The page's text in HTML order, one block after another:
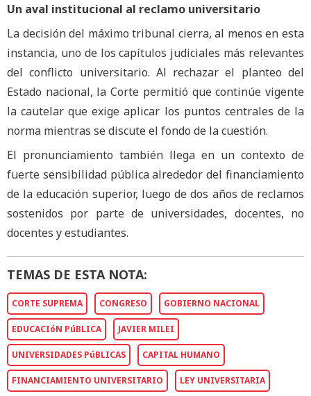
Un aval institucional al reclamo universitario
La decisión del máximo tribunal cierra, al menos en esta
instancia, uno de los capítulos judiciales más relevantes
del conflicto universitario. Al rechazar el planteo del
Estado nacional, la Corte permitió que continúe vigente
la cautelar que exige aplicar los puntos centrales de la
norma mientras se discute el fondo de la cuestión.
El pronunciamiento también llega en un contexto de
fuerte sensibilidad pública alrededor del financiamiento
de la educación superior, luego de dos años de reclamos
sostenidos por parte de universidades, docentes, no
docentes y estudiantes.
TEMAS DE ESTA NOTA:
CORTE SUPREMA CONGRESO GOBIERNO NACIONAL
EDUCACIóN PúBLICA JAVIER MILEI
UNIVERSIDADES PúBLICAS CAPITAL HUMANO
FINANCIAMIENTO UNIVERSITARIO LEY UNIVERSITARIA